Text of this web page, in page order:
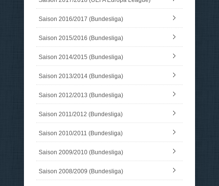
Saison 2016/2017 (Bundesliga)
Saison 2015/2016 (Bundesliga)
Saison 2014/2015 (Bundesliga)
Saison 2013/2014 (Bundesliga)
Saison 2012/2013 (Bundesliga)
Saison 2011/2012 (Bundesliga)
Saison 2010/2011 (Bundesliga)
Saison 2009/2010 (Bundesliga)
Saison 2008/2009 (Bundesliga)